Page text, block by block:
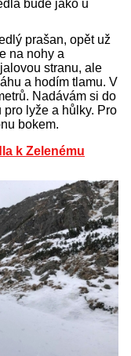
bude jako u
prašan, opět už
na nohy a
stranu, ale
a hodím tlamu. V
Nadávám si do
lyže a hůlky. Pro
bokem.
k Zelenému